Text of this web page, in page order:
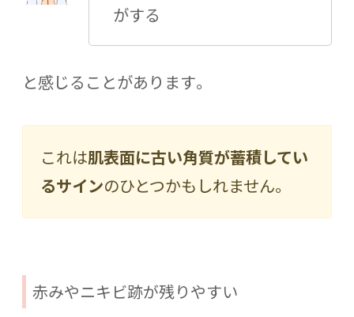
がする
と感じることがあります。
これは肌表面に古い角質が蓄積してい
るサインのひとつかもしれません。
赤みやニキビ跡が残りやすい